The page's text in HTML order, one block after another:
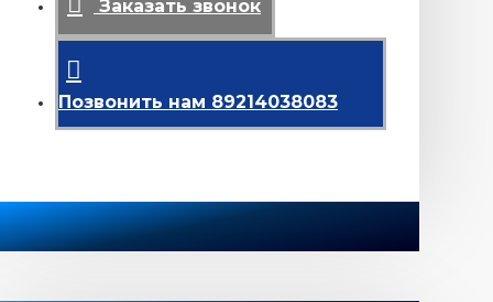
Заказать звонок
Позвонить нам 89214038083